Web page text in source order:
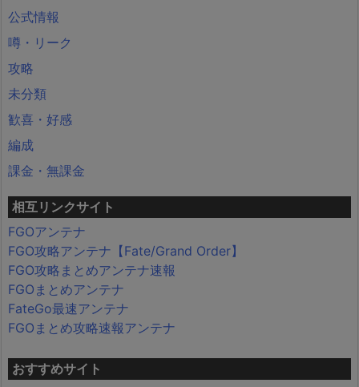
公式情報
噂・リーク
攻略
未分類
歓喜・好感
編成
課金・無課金
相互リンクサイト
FGOアンテナ
FGO攻略アンテナ【Fate/Grand Order】
FGO攻略まとめアンテナ速報
FGOまとめアンテナ
FateGo最速アンテナ
FGOまとめ攻略速報アンテナ
おすすめサイト